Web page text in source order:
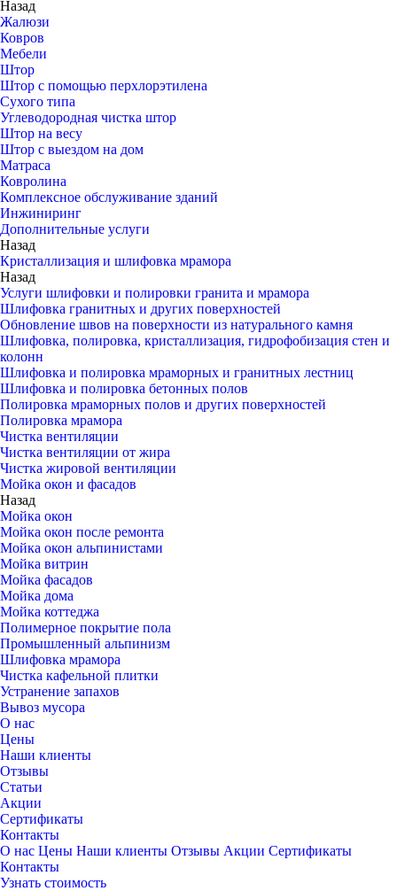
Назад
Жалюзи
Ковров
Мебели
Штор
Штор с помощью перхлорэтилена
Сухого типа
Углеводородная чистка штор
Штор на весу
Штор с выездом на дом
Матраса
Ковролина
Комплексное обслуживание зданий
Инжиниринг
Дополнительные услуги
Назад
Кристаллизация и шлифовка мрамора
Назад
Услуги шлифовки и полировки гранита и мрамора
Шлифовка гранитных и других поверхностей
Обновление швов на поверхности из натурального камня
Шлифовка, полировка, кристаллизация, гидрофобизация стен и
колонн
Шлифовка и полировка мраморных и гранитных лестниц
Шлифовка и полировка бетонных полов
Полировка мраморных полов и других поверхностей
Полировка мрамора
Чистка вентиляции
Чистка вентиляции от жира
Чистка жировой вентиляции
Мойка окон и фасадов
Назад
Мойка окон
Мойка окон после ремонта
Мойка окон альпинистами
Мойка витрин
Мойка фасадов
Мойка дома
Мойка коттеджа
Полимерное покрытие пола
Промышленный альпинизм
Шлифовка мрамора
Чистка кафельной плитки
Устранение запахов
Вывоз мусора
О нас
Цены
Наши клиенты
Отзывы
Статьи
Акции
Сертификаты
Контакты
О нас Цены Наши клиенты Отзывы Акции Сертификаты
Контакты
Узнать стоимость